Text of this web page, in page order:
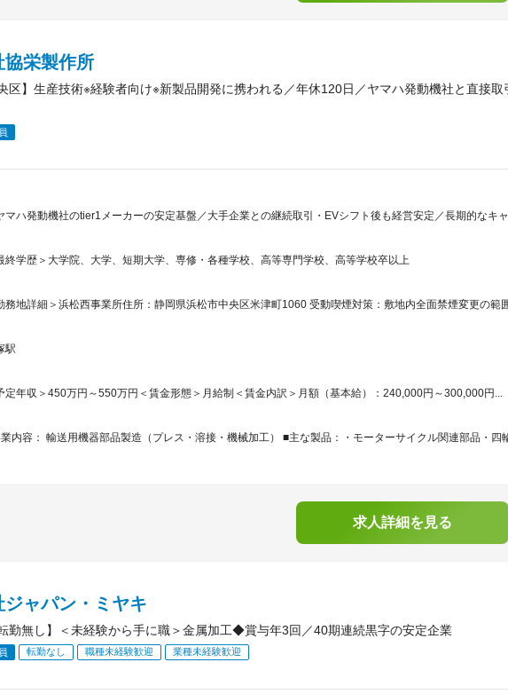
協栄製作所
区】生産技術※経験者向け※新製品開発に携われる／年休120日／ヤマハ発動機社と直接取
マハ発動機社のtier1メーカーの安定基盤／大手企業との継続取引・EVシフト後も経営安定／長期的なキ
終学歴＞大学院、大学、短期大学、専修・各種学校、高等専門学校、高等学校卒以上
務地詳細＞浜松西事業所住所：静岡県浜松市中央区米津町1060 受動喫煙対策：敷地内全面禁煙変更の範
駅
定年収＞450万円～550万円＜賃金形態＞月給制＜賃金内訳＞月額（基本給）：240,000円～300,000円...
内容： 輸送用機器部品製造（プレス・溶接・機械加工） ■主な製品：・モーターサイクル関連部品・四
求人詳細を見る
ジャパン・ミヤキ
勤無し】＜未経験から手に職＞金属加工◆賞与年3回／40期連続黒字の安定企業
転勤なし 職種未経験歓迎 業種未経験歓迎